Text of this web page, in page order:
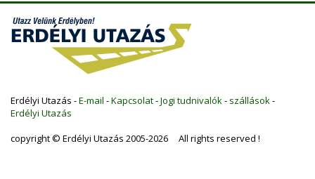
Erdélyi Utazás -E-mail -Kapcsolat-Jogi tudnivalók - szállások -
Erdélyi Utazás
copyright © Erdélyi Utazás 2005-2026 All rights reserved !